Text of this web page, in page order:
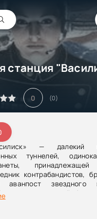
0 (0)
— далекий
туннелей,
принадлежащей
контрабандистов,
аванпост звездного
арена первой битвы
«Василиска» не